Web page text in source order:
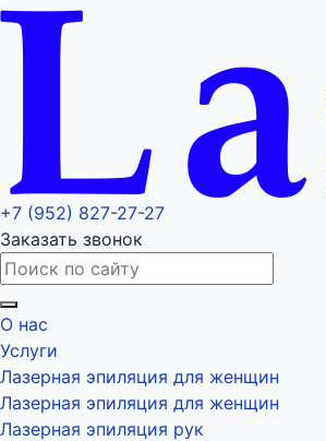
+7 (952) 827-27-27
Заказать звонок
О нас
Услуги
Лазерная эпиляция для женщин
Лазерная эпиляция для женщин
Лазерная эпиляция рук